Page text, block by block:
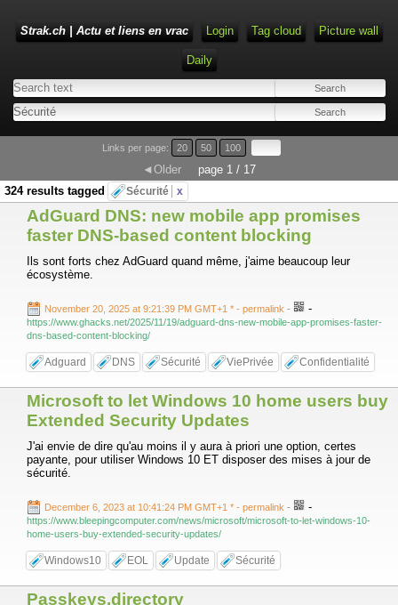
Strak.ch | Actu et liens en vrac Login Tag cloud Picture wall
Daily
Links per page: 20 50 100
◄Older
page 1 / 17
324 results tagged
Sécurité x
AdGuard DNS: new mobile app promises
faster DNS-based content blocking
Ils sont forts chez AdGuard quand même, j'aime beaucoup leur
écosystème.
November 20, 2025 at 9:21:39 PM GMT+1 * - permalink - -
https://www.ghacks.net/2025/11/19/adguard-dns-new-mobile-app-promises-faster-
dns-based-content-blocking/
Adguard DNS Sécurité ViePrivée Confidentialité
Microsoft to let Windows 10 home users buy
Extended Security Updates
J'ai envie de dire qu'au moins il y aura à priori une option, certes
payante, pour utiliser Windows 10 ET disposer des mises à jour de
sécurité.
December 6, 2023 at 10:41:24 PM GMT+1 * - permalink - -
https://www.bleepingcomputer.com/news/microsoft/microsoft-to-let-windows-10-
home-users-buy-extended-security-updates/
Windows10 EOL Update Sécurité
Passkeys.directory